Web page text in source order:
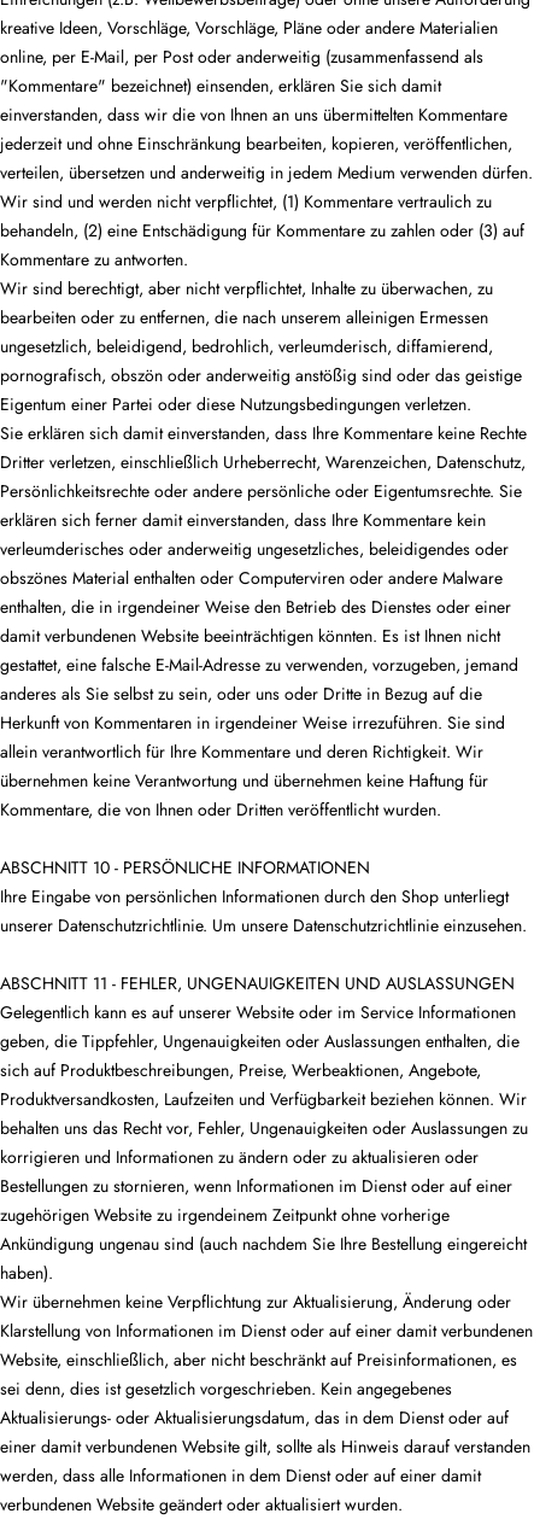
kreative Ideen, Vorschläge, Vorschläge, Pläne oder andere Materialien
online, per E-Mail, per Post oder anderweitig (zusammenfassend als
"Kommentare" bezeichnet) einsenden, erklären Sie sich damit
einverstanden, dass wir die von Ihnen an uns übermittelten Kommentare
jederzeit und ohne Einschränkung bearbeiten, kopieren, veröffentlichen,
verteilen, übersetzen und anderweitig in jedem Medium verwenden dürfen.
Wir sind und werden nicht verpflichtet, (1) Kommentare vertraulich zu
behandeln, (2) eine Entschädigung für Kommentare zu zahlen oder (3) auf
Kommentare zu antworten.
Wir sind berechtigt, aber nicht verpflichtet, Inhalte zu überwachen, zu
bearbeiten oder zu entfernen, die nach unserem alleinigen Ermessen
ungesetzlich, beleidigend, bedrohlich, verleumderisch, diffamierend,
pornografisch, obszön oder anderweitig anstößig sind oder das geistige
Eigentum einer Partei oder diese Nutzungsbedingungen verletzen.
Sie erklären sich damit einverstanden, dass Ihre Kommentare keine Rechte
Dritter verletzen, einschließlich Urheberrecht, Warenzeichen, Datenschutz,
Persönlichkeitsrechte oder andere persönliche oder Eigentumsrechte. Sie
erklären sich ferner damit einverstanden, dass Ihre Kommentare kein
verleumderisches oder anderweitig ungesetzliches, beleidigendes oder
obszönes Material enthalten oder Computerviren oder andere Malware
enthalten, die in irgendeiner Weise den Betrieb des Dienstes oder einer
damit verbundenen Website beeinträchtigen könnten. Es ist Ihnen nicht
gestattet, eine falsche E-Mail-Adresse zu verwenden, vorzugeben, jemand
anderes als Sie selbst zu sein, oder uns oder Dritte in Bezug auf die
Herkunft von Kommentaren in irgendeiner Weise irrezuführen. Sie sind
allein verantwortlich für Ihre Kommentare und deren Richtigkeit. Wir
übernehmen keine Verantwortung und übernehmen keine Haftung für
Kommentare, die von Ihnen oder Dritten veröffentlicht wurden.
ABSCHNITT 10 - PERSÖNLICHE INFORMATIONEN
Ihre Eingabe von persönlichen Informationen durch den Shop unterliegt
unserer Datenschutzrichtlinie. Um unsere Datenschutzrichtlinie einzusehen.
ABSCHNITT 11 - FEHLER, UNGENAUIGKEITEN UND AUSLASSUNGEN
Gelegentlich kann es auf unserer Website oder im Service Informationen
geben, die Tippfehler, Ungenauigkeiten oder Auslassungen enthalten, die
sich auf Produktbeschreibungen, Preise, Werbeaktionen, Angebote,
Produktversandkosten, Laufzeiten und Verfügbarkeit beziehen können. Wir
behalten uns das Recht vor, Fehler, Ungenauigkeiten oder Auslassungen zu
korrigieren und Informationen zu ändern oder zu aktualisieren oder
Bestellungen zu stornieren, wenn Informationen im Dienst oder auf einer
zugehörigen Website zu irgendeinem Zeitpunkt ohne vorherige
Ankündigung ungenau sind (auch nachdem Sie Ihre Bestellung eingereicht
haben).
Wir übernehmen keine Verpflichtung zur Aktualisierung, Änderung oder
Klarstellung von Informationen im Dienst oder auf einer damit verbundenen
Website, einschließlich, aber nicht beschränkt auf Preisinformationen, es
sei denn, dies ist gesetzlich vorgeschrieben. Kein angegebenes
Aktualisierungs- oder Aktualisierungsdatum, das in dem Dienst oder auf
einer damit verbundenen Website gilt, sollte als Hinweis darauf verstanden
werden, dass alle Informationen in dem Dienst oder auf einer damit
verbundenen Website geändert oder aktualisiert wurden.